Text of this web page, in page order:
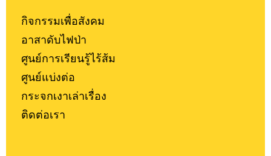
กิจกรรมเพื่อสังคม
อาสาดับไฟป่า
ศูนย์การเรียนรู้ไร้ส้ม
ศูนย์แบ่งต่อ
กระจกเงาเล่าเรื่อง
ติดต่อเรา